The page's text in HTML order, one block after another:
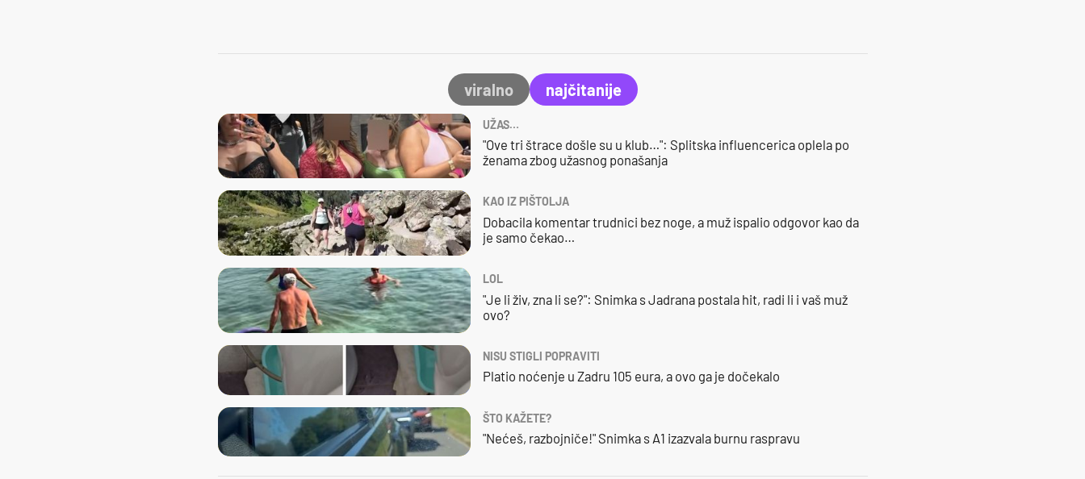
viralno najčitanije
UŽAS…
"Ove tri štrace došle su u klub…": Splitska influencerica oplela po
ženama zbog užasnog ponašanja
KAO IZ PIŠTOLJA
Dobacila komentar trudnici bez noge, a muž ispalio odgovor kao da
je samo čekao…
LOL
"Je li živ, zna li se?": Snimka s Jadrana postala hit, radi li i vaš muž
ovo?
NISU STIGLI POPRAVITI
Platio noćenje u Zadru 105 eura, a ovo ga je dočekalo
ŠTO KAŽETE?
"Nećeš, razbojniče!" Snimka s A1 izazvala burnu raspravu